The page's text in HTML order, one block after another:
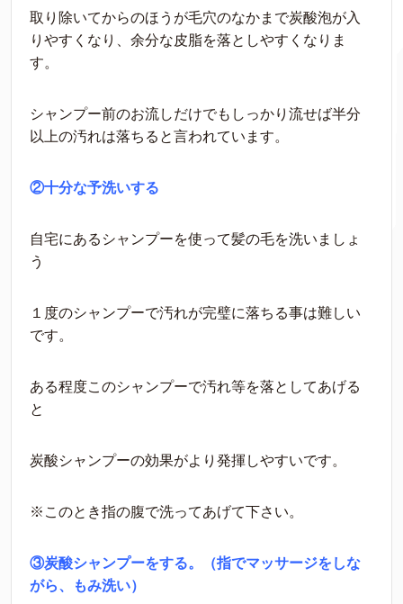
取り除いてからのほうが毛穴のなかまで炭酸泡が入
りやすくなり、余分な皮脂を落としやすくなりま
す。
シャンプー前のお流しだけでもしっかり流せば半分
以上の汚れは落ちると言われています。
②十分な予洗いする
自宅にあるシャンプーを使って髪の毛を洗いましょ
う
１度のシャンプーで汚れが完璧に落ちる事は難しい
です。
ある程度このシャンプーで汚れ等を落としてあげる
と
炭酸シャンプーの効果がより発揮しやすいです。
※このとき指の腹で洗ってあげて下さい。
③炭酸シャンプーをする。（指でマッサージをしな
がら、もみ洗い）